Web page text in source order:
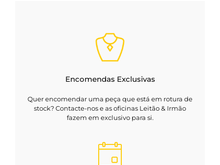
Encomendas Exclusivas
Quer encomendar uma peça que está em rotura de
stock? Contacte-nos e as oficinas Leitão & Irmão
fazem em exclusivo para si.